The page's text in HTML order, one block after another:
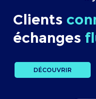
DÉCOUVRIR
Clients
échanges